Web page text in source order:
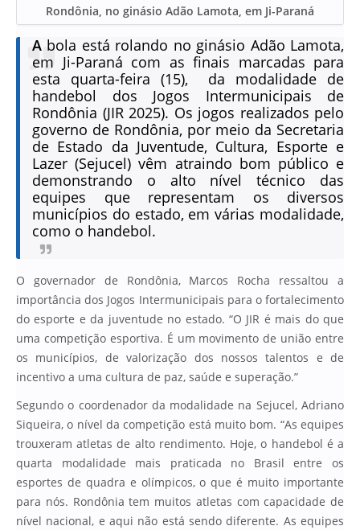
Rondônia, no ginásio Adão Lamota, em Ji-Paraná
A bola está rolando no ginásio Adão Lamota,
em Ji-Paraná com as finais marcadas para
esta quarta-feira (15), da modalidade de
handebol dos Jogos Intermunicipais de
Rondônia (JIR 2025). Os jogos realizados pelo
governo de Rondônia, por meio da Secretaria
de Estado da Juventude, Cultura, Esporte e
Lazer (Sejucel) vêm atraindo bom público e
demonstrando o alto nível técnico das
equipes que representam os diversos
municípios do estado, em várias modalidade,
como o handebol.
O governador de Rondônia, Marcos Rocha ressaltou a
importância dos Jogos Intermunicipais para o fortalecimento
do esporte e da juventude no estado. “O JIR é mais do que
uma competição esportiva. É um movimento de união entre
os municípios, de valorização dos nossos talentos e de
incentivo a uma cultura de paz, saúde e superação.”
Segundo o coordenador da modalidade na Sejucel, Adriano
Siqueira, o nível da competição está muito bom. “As equipes
trouxeram atletas de alto rendimento. Hoje, o handebol é a
quarta modalidade mais praticada no Brasil entre os
esportes de quadra e olímpicos, o que é muito importante
para nós. Rondônia tem muitos atletas com capacidade de
nível nacional, e aqui não está sendo diferente. As equipes